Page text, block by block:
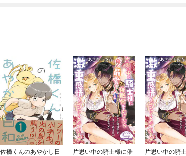
佐橋くんのあやかし日
片思い中の騎士様に催
片思い中の騎